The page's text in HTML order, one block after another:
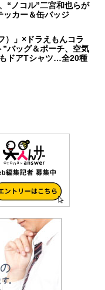
“ノコル”二宮和也らが
カー＆缶バッジ
）」×ドラえもんコラ
バッグ＆ポーチ、空気
ドアTシャツ…全20種